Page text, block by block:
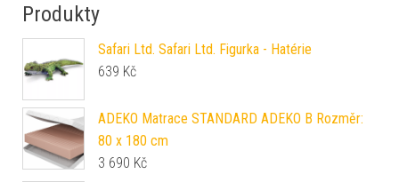
Produkty
Safari Ltd. Safari Ltd. Figurka - Hatérie
639 Kč
ADEKO Matrace STANDARD ADEKO B Rozměr:
80 x 180 cm
3 690 Kč